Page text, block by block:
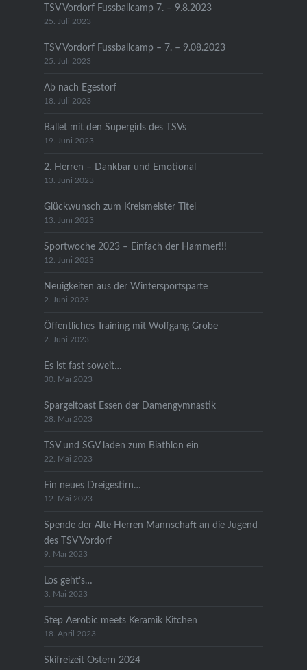
TSV Vordorf Fussballcamp 7. – 9.8.2023
25. Juli 2023
TSV Vordorf Fussballcamp – 7. – 9.08.2023
25. Juli 2023
Ab nach Egestorf
18. Juli 2023
Ballet mit den Supergirls des TSVs
19. Juni 2023
2. Herren – Dankbar und Emotional
13. Juni 2023
Glückwunsch zum Kreismeister Titel
13. Juni 2023
Sportwoche 2023 – Einfach der Hammer!!!
12. Juni 2023
Neuigkeiten aus der Wintersportsparte
2. Juni 2023
Öffentliches Training mit Wolfgang Grobe
2. Juni 2023
Es ist fast soweit…
30. Mai 2023
Spargeltoast Essen der Damengymnastik
28. Mai 2023
TSV und SGV laden zum Biathlon ein
22. Mai 2023
Ein neues Dreigestirn…
12. Mai 2023
Spende der Alte Herren Mannschaft an die Jugend
des TSV Vordorf
9. Mai 2023
Los geht’s…
3. Mai 2023
Step Aerobic meets Keramik Kitchen
18. April 2023
Skifreizeit Ostern 2024